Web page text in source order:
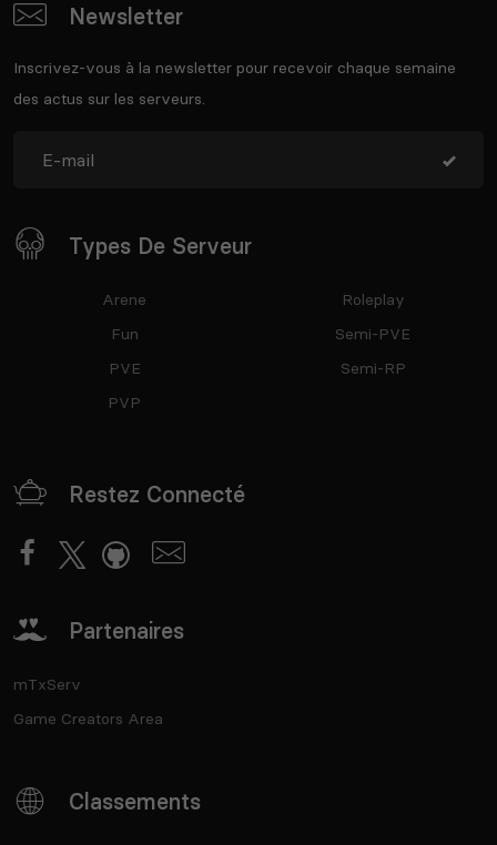
Newsletter
Inscrivez-vous à la newsletter pour recevoir chaque semaine
des actus sur les serveurs.
Types De Serveur
Arene
Fun
PVE
PVP
Roleplay
Semi-PVE
Semi-RP
Restez Connecté
Partenaires
mTxServ
Game Creators Area
Classements